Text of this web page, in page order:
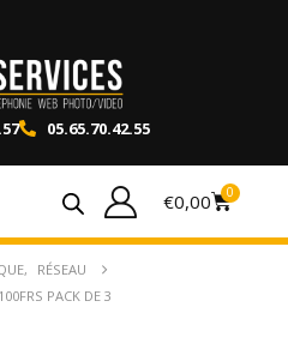
05.65.70.42.55
€0,00 0
,
RÉSEAU
PACK DE 3